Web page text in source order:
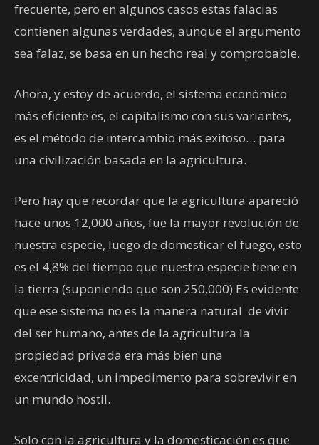
frecuente, pero en algunos casos estas falacias
contienen algunas verdades, aunque el argumento
sea falaz, se basa en un hecho real y comprobable.
Ahora, y estoy de acuerdo, el sistema económico
más eficiente es, el capitalismo con sus variantes,
es el método de intercambio más exitoso… para
una civilización basada en la agricultura.
Pero hay que recordar que la agricultura apareció
hace unos 12,000 años, fue la mayor revolución de
nuestra especie, luego de domesticar el fuego, esto
es el 4,8% del tiempo que nuestra especie tiene en
la tierra (suponiendo que son 250,000) Es evidente
que ese sistema no es la manera natural de vivir
del ser humano, antes de la agricultura la
propiedad privada era más bien una
excentricidad, un impedimento para sobrevivir en
un mundo hostil.
Solo con la agricultura y la domesticación es que